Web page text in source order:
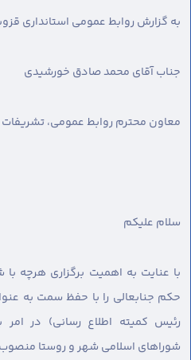
به گزارش روابط عمومی استانداری
جناب آقای محمد صادق خورشیدی
معاون محترم روابط عمومی، تشریفات
سلام عليكم
با عنایت به اهمیت برگزاری هرچه
حکم جنابعالی را با حفظ سمت به
رئیس کمیته اطلاع رسانی) در امر
شوراهای اسلامی شهر و روستا